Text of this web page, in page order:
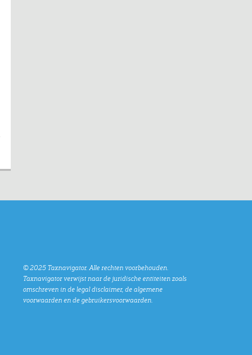
© 2025 Taxnavigator. Alle rechten voorbehouden.
Taxnavigator verwijst naar de juridische entiteiten zoals
omschreven in de legal disclaimer, de algemene
voorwaarden en de gebruikersvoorwaarden.